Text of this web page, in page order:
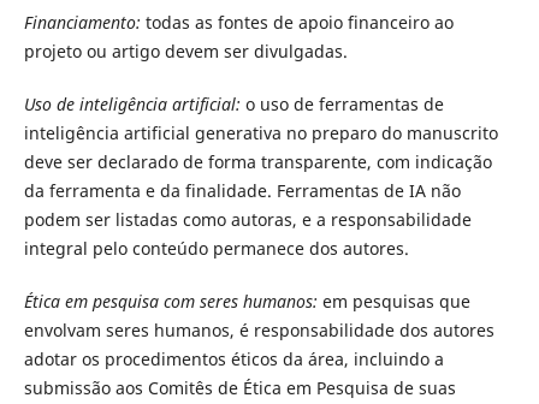
Financiamento: todas as fontes de apoio financeiro ao
projeto ou artigo devem ser divulgadas.
Uso de inteligência artificial: o uso de ferramentas de
inteligência artificial generativa no preparo do manuscrito
deve ser declarado de forma transparente, com indicação
da ferramenta e da finalidade. Ferramentas de IA não
podem ser listadas como autoras, e a responsabilidade
integral pelo conteúdo permanece dos autores.
Ética em pesquisa com seres humanos: em pesquisas que
envolvam seres humanos, é responsabilidade dos autores
adotar os procedimentos éticos da área, incluindo a
submissão aos Comitês de Ética em Pesquisa de suas